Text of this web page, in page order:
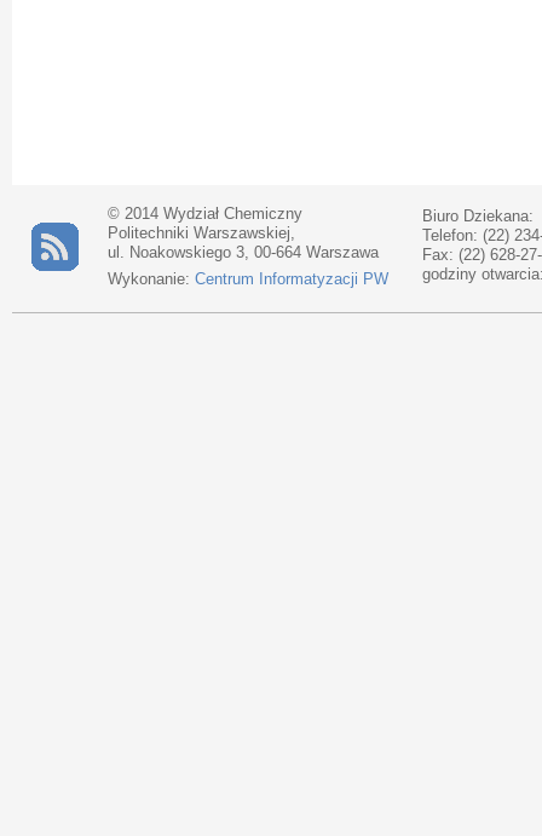
© 2014 Wydział Chemiczny
Politechniki Warszawskiej,
ul. Noakowskiego 3, 00-664 Warszawa
Wykonanie: Centrum Informatyzacji PW
Biuro Dziekana:
Telefon: (22)
Fax: (22) 628-
godziny